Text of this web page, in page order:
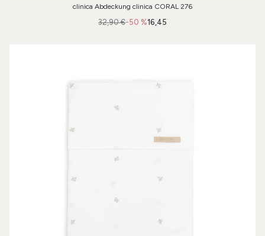
clinica Abdeckung clinica CORAL 276
-50 %
32,90 € 16,45